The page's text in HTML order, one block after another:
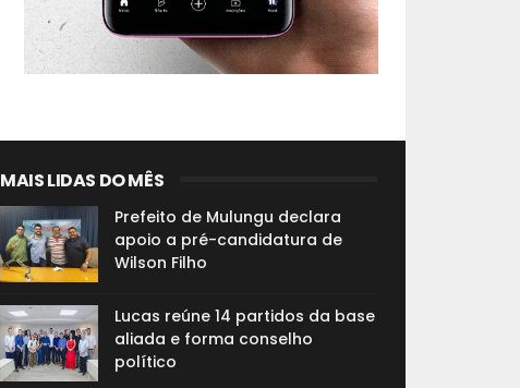
MAIS LIDAS DO MÊS
Prefeito de Mulungu declara
apoio a pré-candidatura de
Wilson Filho
Lucas reúne 14 partidos da base
aliada e forma conselho
político